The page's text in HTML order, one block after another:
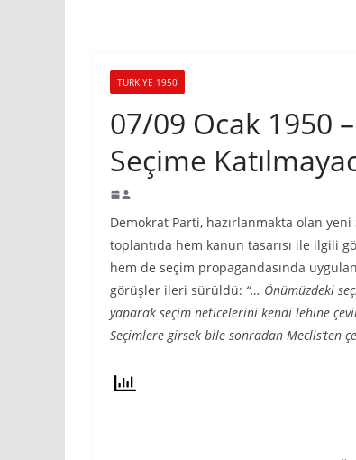
TÜRKIYE 1950
07/09 Ocak 1950
Seçime
Demokrat Parti, hazırlanmakta olan yeni
toplantıda hem kanun tasarısı ile ilgili
hem de seçim propagandasında
görüşler ileri sürüldü: “… Önümüzdeki
yaparak seçim neticelerini kendi lehine
Seçimlere girsek bile sonradan Meclis’ten